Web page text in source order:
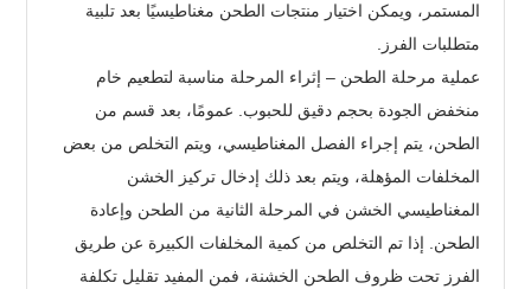
المستمر، ويمكن اختيار منتجات الطحن مغناطيسيًا بعد تلبية
متطلبات الفرز.
عملية مرحلة الطحن – إثراء المرحلة مناسبة لتطعيم خام
منخفض الجودة بحجم دقيق للحبوب. عمومًا، بعد قسم من
الطحن، يتم إجراء الفصل المغناطيسي، ويتم التخلص من بعض
المخلفات المؤهلة، ويتم بعد ذلك إدخال تركيز الخشن
المغناطيسي الخشن في المرحلة الثانية من الطحن وإعادة
الطحن. إذا تم التخلص من كمية المخلفات الكبيرة عن طريق
الفرز تحت ظروف الطحن الخشنة، فمن المفيد تقليل تكلفة